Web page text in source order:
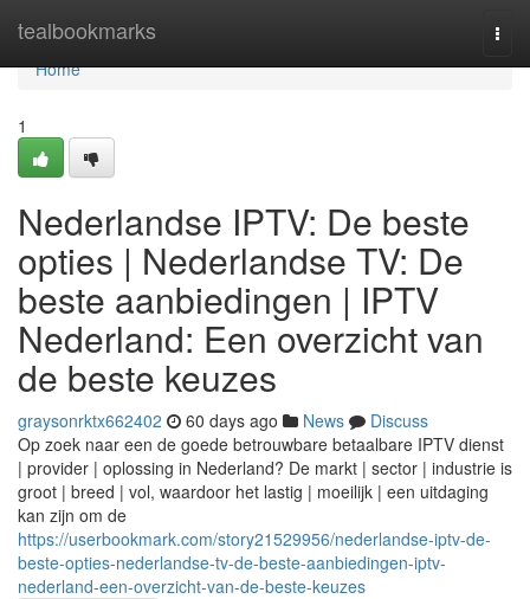
tealbookmarks
Home
Home
1
Nederlandse IPTV: De beste
opties | Nederlandse TV: De
beste aanbiedingen | IPTV
Nederland: Een overzicht van
de beste keuzes
graysonrktx662402 60 days ago News
Discuss
Op zoek naar een de goede betrouwbare betaalbare IPTV dienst
| provider | oplossing in Nederland? De markt | sector | industrie is
groot | breed | vol, waardoor het lastig | moeilijk | een uitdaging
kan zijn om de
https://userbookmark.com/story21529956/nederlandse-iptv-de-
beste-opties-nederlandse-tv-de-beste-aanbiedingen-iptv-
nederland-een-overzicht-van-de-beste-keuzes